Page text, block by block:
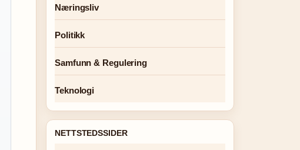
Næringsliv
Politikk
Samfunn & Regulering
Teknologi
NETTSTEDSSIDER